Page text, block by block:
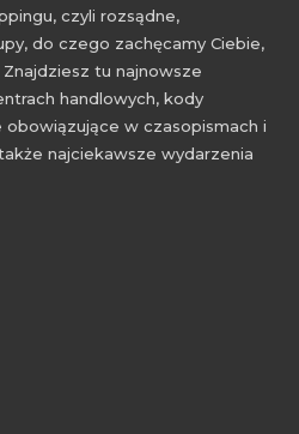
czyli rozsądne,
do czego zachęcamy Ciebie,
tu najnowsze
handlowych, kody
w czasopismach i
najciekawsze wydarzenia